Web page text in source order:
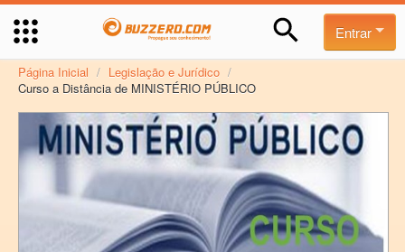
Entrar
Página Inicial / Legislação e Jurídico /
Curso a Distância de MINISTÉRIO PÚBLICO